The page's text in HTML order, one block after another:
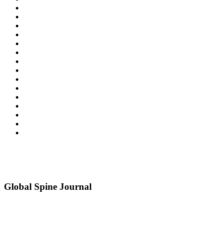
Global Spine Journal